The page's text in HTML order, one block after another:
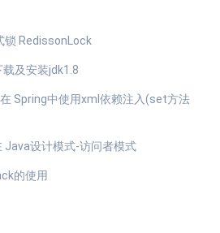
锁 RedissonLock
载及安装jdk1.8
Spring中使用xml依赖注入(set方法
Java设计模式-访问者模式
的使用